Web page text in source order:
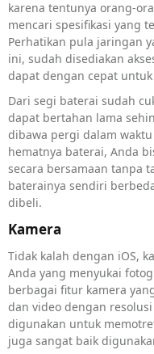
karena tentunya orang-
mencari spesifikasi yang
Perhatikan pula jaringan
ini, sudah disediakan
dapat dengan cepat
Dari segi baterai sudah
dapat bertahan lama
dibawa pergi dalam
hematnya baterai, Anda
secara bersamaan tanpa
baterainya sendiri
dibeli.
Kamera
Tidak kalah dengan iOS,
Anda yang menyukai
berbagai fitur kamera
dan video dengan
digunakan untuk
juga sangat baik